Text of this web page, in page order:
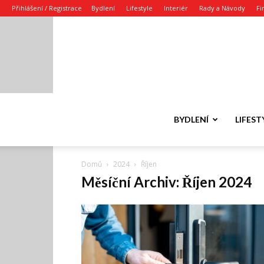
Přihlášení / Registrace Bydlení Lifestyle Interiér Rady a Návody
BYDLENÍ
Domů 2024 Říjen
Měsíční Archiv: Říjen 2024